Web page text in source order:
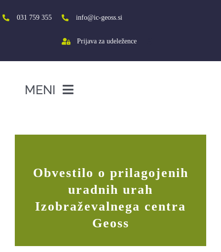
to
content
031 759 355 info@ic-geoss.si
Prijava za udeležence
MENI
O NAS
SREDNJA ŠOLA
Obvestilo o prilagojenih
uradnih urah
Izobraževalnega centra
Geoss